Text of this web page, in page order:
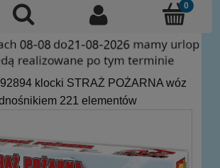
klocki STRAŻ POŻARNA wóz
221 elementów